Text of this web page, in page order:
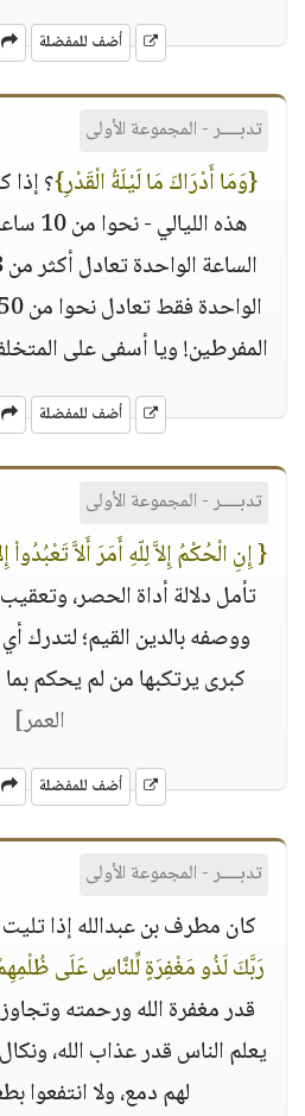
أضف للمفضلة
تدبــــر - المجموعة الأولى
{وَمَا أَدْرَاكَ مَا لَيْلَةُ الْقَدْرِ}؟ إذا
هذه
المفرطين! ويا أسفى على
أضف للمفضلة
تدبــــر - المجموعة الأولى
{ إِنِ الْحُكْمُ إِلاَّ لِلّهِ أَمَرَ أَلاَّ تَعْبُدُواْ
تأمل دلالة أداة الحصر،
ووصفه بالدين القيم؛ لتدرك
كبرى يرتكبها من لم يحكم بما
العمر]
أضف للمفضلة
تدبــــر - المجموعة الأولى
كان مطرف بن عبدالله إذا
رَبَّكَ لَذُو مَغْفِرَةٍ لِّلنَّاسِ عَلَى
قدر مغفرة الله ورحمته
يعلم الناس قدر عذاب الله،
لهم دمع، ولا انتفعوا